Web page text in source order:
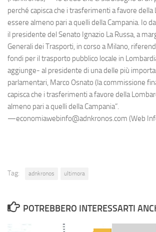
perché capisca che i trasferimenti a favore
essere almeno pari a quelli della Campania. Io
il presidente del Senato Ignazio La Russa, a
Generali dei Trasporti, in corso a Milano,
fondi per il trasporto pubblico locale in
aggiunge- al presidente di una delle più
parlamentari, Marco Osnato (la commissione
capisca che i trasferimenti a favore della
almeno pari a quelli della Campania”.
—economiawebinfo@adnkronos.com (Web
Tag: adnkronos ultimora
POTREBBERO INTERESSARTI